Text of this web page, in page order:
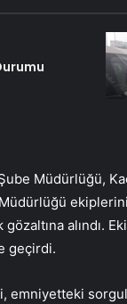
Müdürlüğü,
alındı.
geçirdi.
emniyetteki